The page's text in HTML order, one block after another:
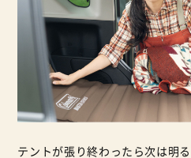
テントが張り終わったら次は明